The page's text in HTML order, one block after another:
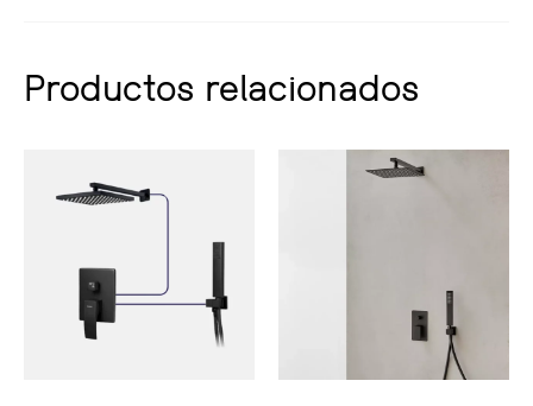
Productos relacionados